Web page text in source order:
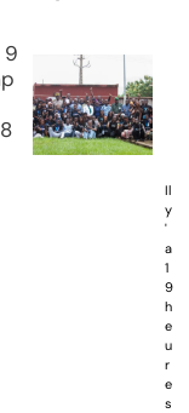
9
Il
y
'
a
1
9
h
e
u
r
e
s